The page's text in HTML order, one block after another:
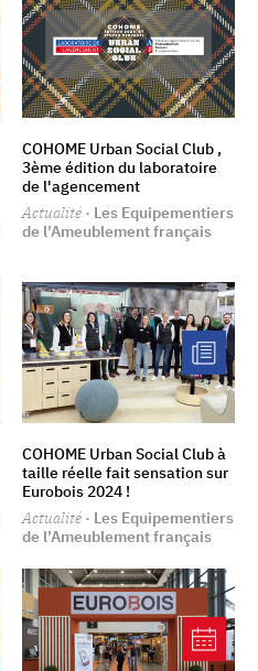
COHOME Urban Social Club ,
3ème édition du laboratoire
de l'agencement
Actualité · Les Equipementiers
de l’Ameublement français
COHOME Urban Social Club à
taille réelle fait sensation sur
Eurobois 2024 !
Actualité · Les Equipementiers
de l’Ameublement français